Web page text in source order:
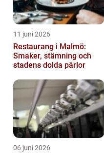
11 juni 2026
Restaurang i Malmö:
Smaker, stämning och
stadens dolda pärlor
06 juni 2026